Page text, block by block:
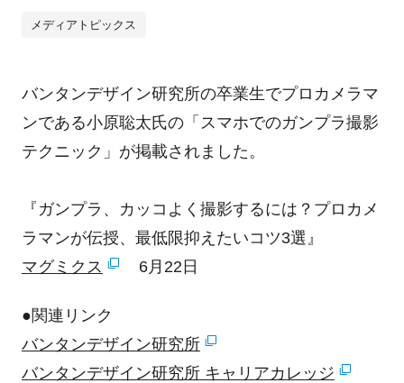
メディアトピックス
バンタンデザイン研究所の卒業生でプロカメラマ
ンである小原聡太氏の「スマホでのガンプラ撮影
テクニック」が掲載されました。
『ガンプラ、カッコよく撮影するには？プロカメ
ラマンが伝授、最低限抑えたいコツ3選』
マグミクス
6月22日
●関連リンク
バンタンデザイン研究所
バンタンデザイン研究所 キャリアカレッジ